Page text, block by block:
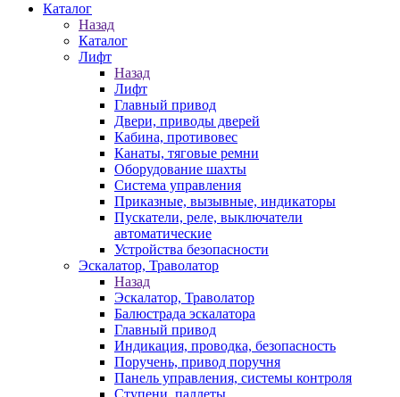
Каталог
Назад
Каталог
Лифт
Назад
Лифт
Главный привод
Двери, приводы дверей
Кабина, противовес
Канаты, тяговые ремни
Оборудование шахты
Система управления
Приказные, вызывные, индикаторы
Пускатели, реле, выключатели
автоматические
Устройства безопасности
Эскалатор, Траволатор
Назад
Эскалатор, Траволатор
Балюстрада эскалатора
Главный привод
Индикация, проводка, безопасность
Поручень, привод поручня
Панель управления, системы контроля
Ступени, паллеты